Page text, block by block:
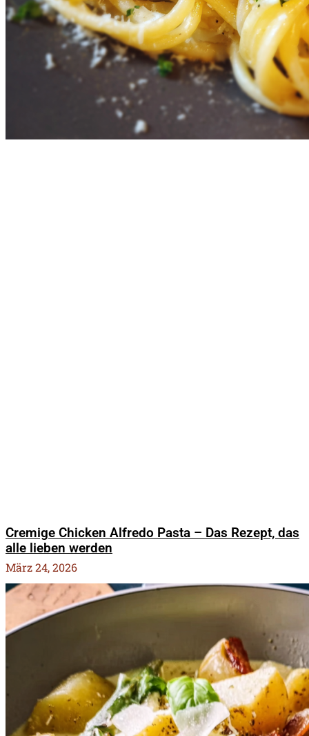
Cremige Chicken Alfredo Pasta – Das Rezept, das
alle lieben werden
März 24, 2026